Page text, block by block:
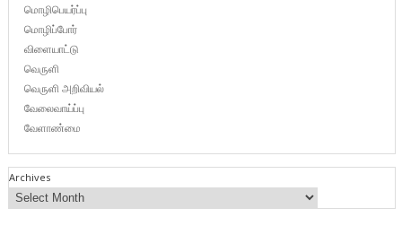
மொழிபெயர்ப்பு
மொழிப்போர்
விளையாட்டு
வெருளி
வெருளி அறிவியல்
வேலைவாய்ப்பு
வேளாண்மை
Archives